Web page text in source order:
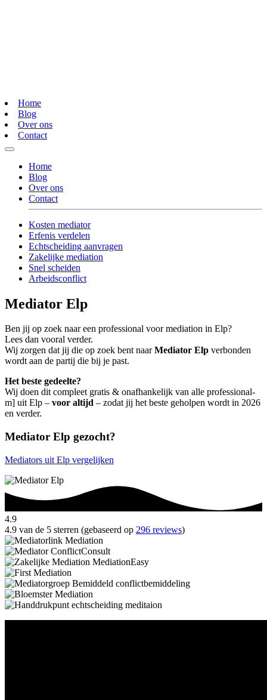
Home
Blog
Over ons
Contact
Home
Blog
Over ons
Contact
Kosten mediator
Erfenis verdelen
Echtscheiding aanvragen
Zakelijke mediation
Snel scheiden
Arbeidsconflict
Mediator Elp
Ben jij op zoek naar een professional voor mediation in Elp?
Lees dan vooral verder.
Wij zorgen dat jij die op zoek bent naarMediator Elp verbonden
wordt aan de partij die bij je past.
Het beste gedeelte?
Wij doen dit compleet gratis & onafhankelijk van alle professional-
m] uit Elp – voor altijd – zodat jij het beste geholpen wordt in 2026
en verder.
Mediator Elp gezocht?
Mediators uit Elp vergelijken
4.9
4.9 van de 5 sterren (gebaseerd op 296 reviews)